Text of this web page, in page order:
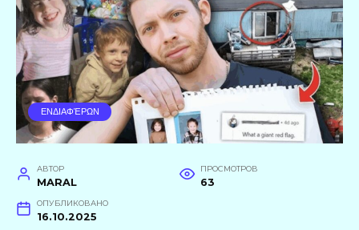
ΕΝΔΙΑΦΈΡΩΝ
АВТОР
MARAL
ПРОСМОТРОВ
63
ОПУБЛИКОВАНО
16.10.2025